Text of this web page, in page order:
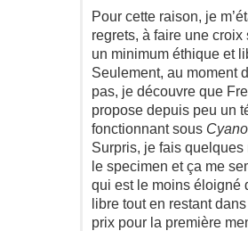
Pour cette raison, je
regrets, à faire une croix
un minimum éthique et
Seulement, au moment
pas, je découvre que
propose depuis peu un
fonctionnant sous
Surpris, je fais quelques
le specimen et ça me
qui est le moins éloigné
libre tout en restant
prix pour la première